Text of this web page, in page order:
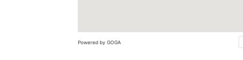
Powered by GOGA